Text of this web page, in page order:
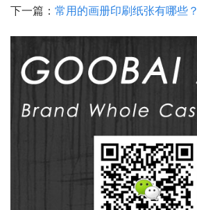
下一篇： 常用的画册印刷纸张有哪些？